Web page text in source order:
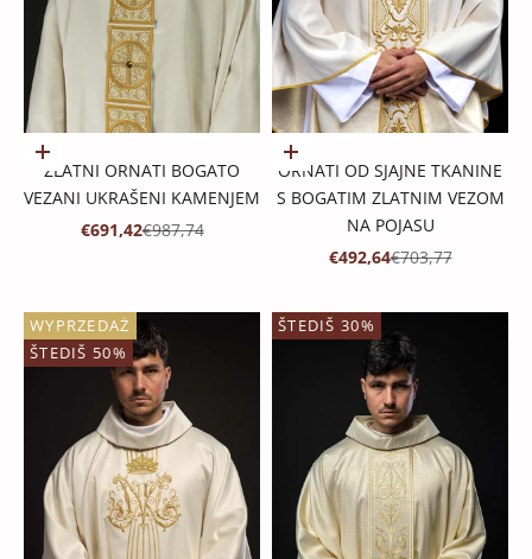
Dodaj u košaricu
ZLATNI ORNATI BOGATO
VEZANI UKRAŠENI KAMENJEM
PROMOTIVNA CIJENA
€691,42REDOVNA CIJENA
€987,74
Dodaj u košaricu
ORNATI OD SJAJNE TKANINE
S BOGATIM ZLATNIM VEZOM
NA POJASU
PROMOTIVNA CIJENA
€492,64REDOVNA CIJENA
€703,77
WYPRZEDAŻ
ŠTEDIŠ 50%
ŠTEDIŠ 30%